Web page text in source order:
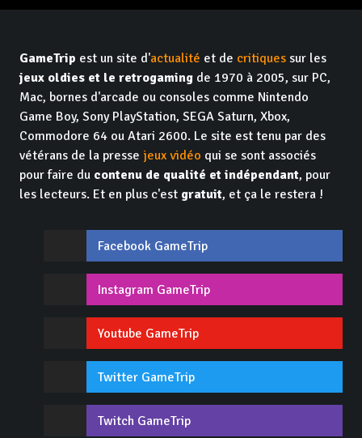
GameTrip est un site d'actualité et de critiques sur les
jeux oldies et le retrogaming de 1970 à 2005, sur PC,
Mac, bornes d'arcade ou consoles comme Nintendo
Game Boy, Sony PlayStation, SEGA Saturn, Xbox,
Commodore 64 ou Atari 2600. Le site est tenu par des
vétérans de la presse jeux vidéo qui se sont associés
pour faire du contenu de qualité et indépendant, pour
les lecteurs. Et en plus c'est gratuit, et ça le restera !
Facebook GameTrip
Instagram GameTrip
Youtube GameTrip
Twitter GameTrip
Twitch GameTrip